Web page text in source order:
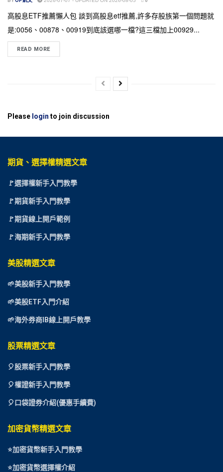
高股息ETF推薦懶人包 談到高股息etf推薦,許多存股族第一個問題就
是:0056、00878、00919到底該選哪一檔?這三檔加上00929...
READ MORE
Please login to join discussion
期貨、選擇權精選文章
🚩選擇權新手入門教學
🚩期貨新手入門教學
🚩期貨線上開戶範例
🚩海期新手入門教學
美股精選文章
🌱美股新手入門教學
🌱美股ETF入門介紹
🌱海外券商IB線上開戶教學
股票精選文章
🎈股票新手入門教學
🎈權證新手入門教學
🎈口袋證券介紹(優惠手續費)
加密貨幣精選文章
⭐加密貨幣新手入門教學
⭐加密貨幣選擇權介紹